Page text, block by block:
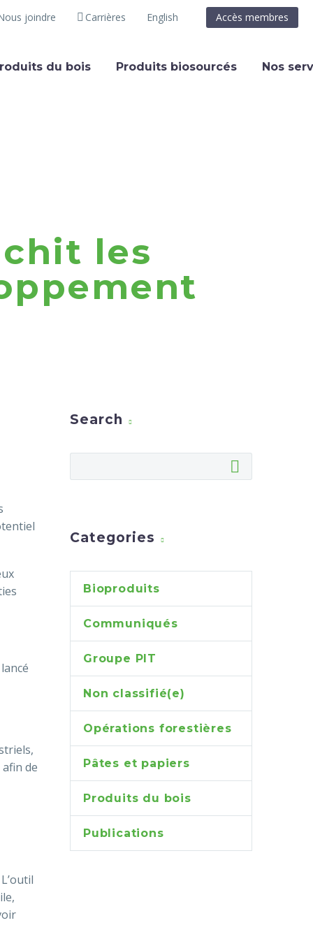
joindre Carrières English Accès membres
du bois Produits biosourcés Nos
les
de
Search
Categories
Bioproduits
Communiqués
Groupe PIT
Non classifié(e)
Opérations forestières
Pâtes et papiers
Produits du bois
Publications